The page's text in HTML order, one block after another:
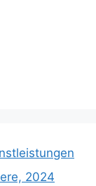
2024